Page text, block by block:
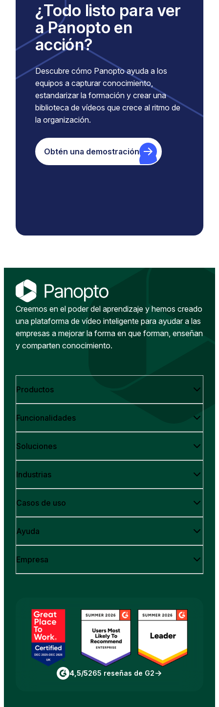
¿Todo listo para ver
a Panopto en
acción?
Descubre cómo Panopto ayuda a los
equipos a capturar conocimiento,
estandarizar la formación y crear una
biblioteca de vídeos que crece al ritmo de
la organización.
Obtén una demostración
Creemos en el poder del aprendizaje y hemos creado
una plataforma de vídeo inteligente para ayudar a las
empresas a mejorar la forma en que forman, enseñan
y comparten conocimiento.
Productos
Funcionalidades
Soluciones
Industrias
Casos de uso
Ayuda
Empresa
4,5/5265 reseñas de G2